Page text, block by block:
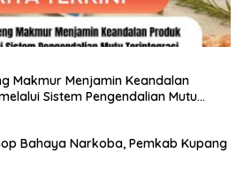
Makmur Menjamin Keandalan
Sistem Pengendalian Mutu
Bahaya Narkoba, Pemkab Kupang